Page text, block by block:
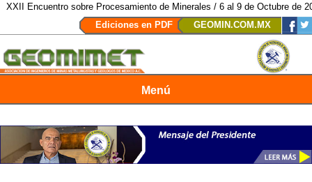
sobre Procesamiento de Minerales / 6 al 9 de Octubre de 2026 / San
Ediciones en PDF
GEOMIN.COM.MX
Menú